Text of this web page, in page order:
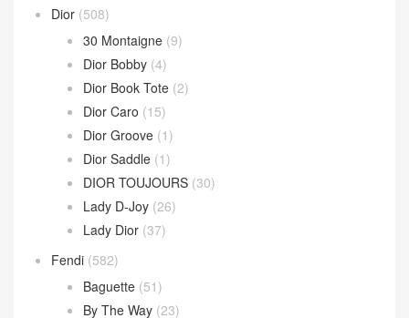
Dior (508)
30 Montaigne (9)
Dior Bobby (4)
Dior Book Tote (2)
Dior Caro (15)
Dior Groove (1)
Dior Saddle (1)
DIOR TOUJOURS (30)
Lady D-Joy (26)
Lady Dior (37)
Fendi (582)
Baguette (51)
By The Way (23)